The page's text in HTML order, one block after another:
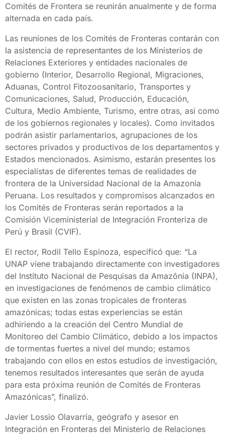
Comités de Frontera se reunirán anualmente y de forma
alternada en cada país.
Las reuniones de los Comités de Fronteras contarán con
la asistencia de representantes de los Ministerios de
Relaciones Exteriores y entidades nacionales de
gobierno (Interior, Desarrollo Regional, Migraciones,
Aduanas, Control Fitozoosanitario, Transportes y
Comunicaciones, Salud, Producción, Educación,
Cultura, Medio Ambiente, Turismo, entre otras, así como
de los gobiernos regionales y locales). Como invitados
podrán asistir parlamentarios, agrupaciones de los
sectores privados y productivos de los departamentos y
Estados mencionados. Asimismo, estarán presentes los
especialistas de diferentes temas de realidades de
frontera de la Universidad Nacional de la Amazonía
Peruana. Los resultados y compromisos alcanzados en
los Comités de Fronteras serán reportados a la
Comisión Viceministerial de Integración Fronteriza de
Perú y Brasil (CVIF).
El rector, Rodil Tello Espinoza, especificó que: “La
UNAP viene trabajando directamente con investigadores
del Instituto Nacional de Pesquisas da Amazônia (INPA),
en investigaciones de fenómenos de cambio climático
que existen en las zonas tropicales de fronteras
amazónicas; todas estas experiencias se están
adhiriendo a la creación del Centro Mundial de
Monitoreo del Cambio Climático, debido a los impactos
de tormentas fuertes a nivel del mundo; estamos
trabajando con ellos en estos estudios de investigación,
tenemos resultados interesantes que serán de ayuda
para esta próxima reunión de Comités de Fronteras
Amazónicas”, finalizó.
Javier Lossio Olavarría, geógrafo y asesor en
Integración en Fronteras del Ministerio de Relaciones